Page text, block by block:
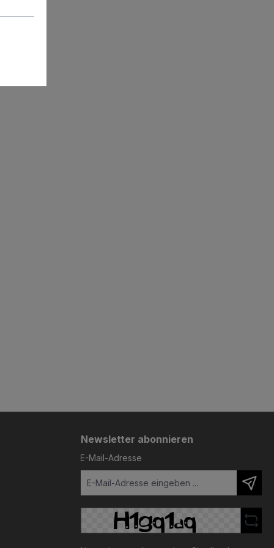
Newsletter abonnieren
E-Mail-Adresse